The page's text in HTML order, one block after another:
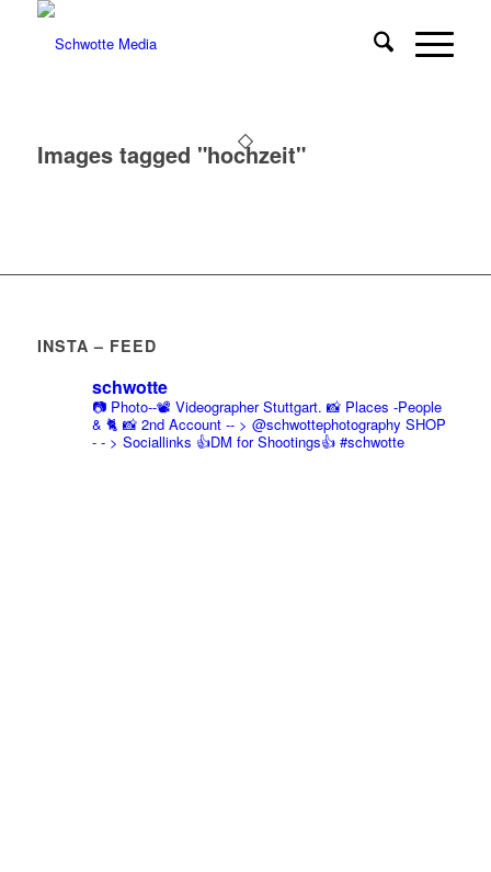
Images tagged "hochzeit"
INSTA – FEED
schwotte
📷 Photo--📽️ Videographer Stuttgart. 📸 Places -People
& 🐈 📸 2nd Account-- > @schwottephotography SHOP
- - > Sociallinks 👍DM for Shootings👍#schwotte